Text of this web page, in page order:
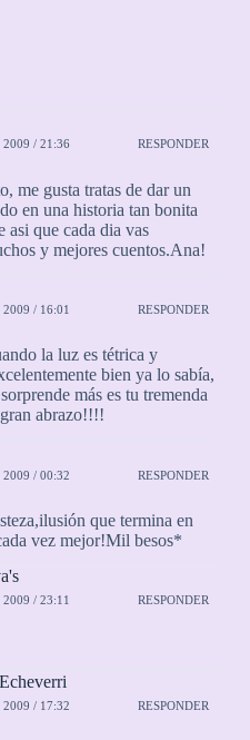
/ 21:36 RESPONDER
me gusta tratas de dar un
en una historia tan bonita
asi que cada dia vas
y mejores cuentos.Ana!
/ 16:01 RESPONDER
la luz es tétrica y
bien ya lo sabía,
más es tu tremenda
abrazo!!!!
/ 00:32 RESPONDER
que termina en
vez mejor!Mil besos*
/ 23:11 RESPONDER
/ 17:32 RESPONDER